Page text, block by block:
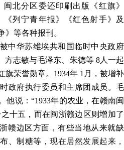
北分区委还印刷出版《红旗》
《列宁青年报》《红色射手》及
》等各种报刊。
中华苏维埃共和国临时中央政府
方志敏与毛泽东、朱德等 8人一起
旗荣誉勋章。1934年 1月，被增补
政府执行委员和主席团成员。毛
他说：“1933年的农业，在赣南闽
十五，而在闽浙赣边区则增加了
赣边区方面，有些当地从来就缺
、制糖等，现在居然发展起来，